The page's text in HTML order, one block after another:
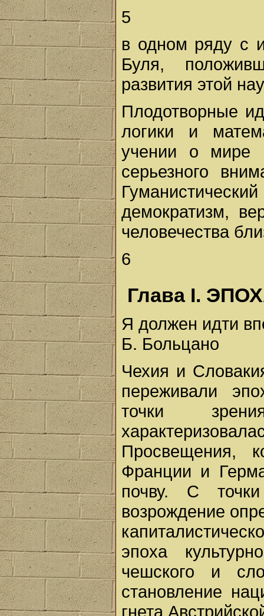
5
в одном ряду с
Буля,
развития этой
Плодотворные
логики и
учении о мире
серьезного
демократизм,
человечества
6
Глава I.
Я должен идти
Б. Больцано
Чехия и
переживали
точки
Просвещения,
Франции и
почву. С точки
возрождение
эпоха
чешского и
становление
гнета